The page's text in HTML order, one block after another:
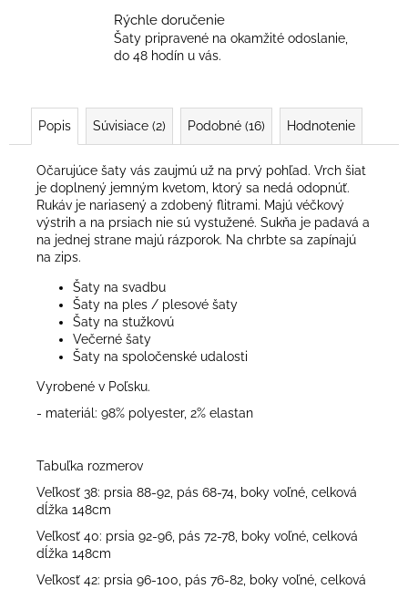
Rýchle doručenie
Šaty pripravené na okamžité odoslanie,
do 48 hodín u vás.
Popis Súvisiace (2) Podobné (16) Hodnotenie
Očarujúce šaty vás zaujmú už na prvý pohľad. Vrch šiat
je doplnený jemným kvetom, ktorý sa nedá odopnúť.
Rukáv je nariasený a zdobený flitrami. Majú véčkový
výstrih a na prsiach nie sú vystužené. Sukňa je padavá a
na jednej strane majú rázporok. Na chrbte sa zapínajú
na zips.
Šaty na svadbu
Šaty na ples / plesové šaty
Šaty na stužkovú
Večerné šaty
Šaty na spoločenské udalosti
Vyrobené v Poľsku.
- materiál: 98% polyester, 2% elastan
Tabuľka rozmerov
Veľkosť 38: prsia 88-92, pás 68-74, boky voľné, celková
dĺžka 148cm
Veľkosť 40: prsia 92-96, pás 72-78, boky voľné, celková
dĺžka 148cm
Veľkosť 42: prsia 96-100, pás 76-82, boky voľné, celková